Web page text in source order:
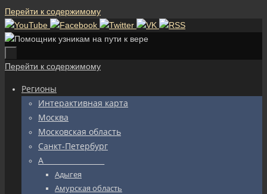
Перейти к содержимому
Перейти к содержимому
Регионы
Интерактивная карта
Москва
Московская область
Санкт-Петербург
А_________________
Адыгея
Амурская область